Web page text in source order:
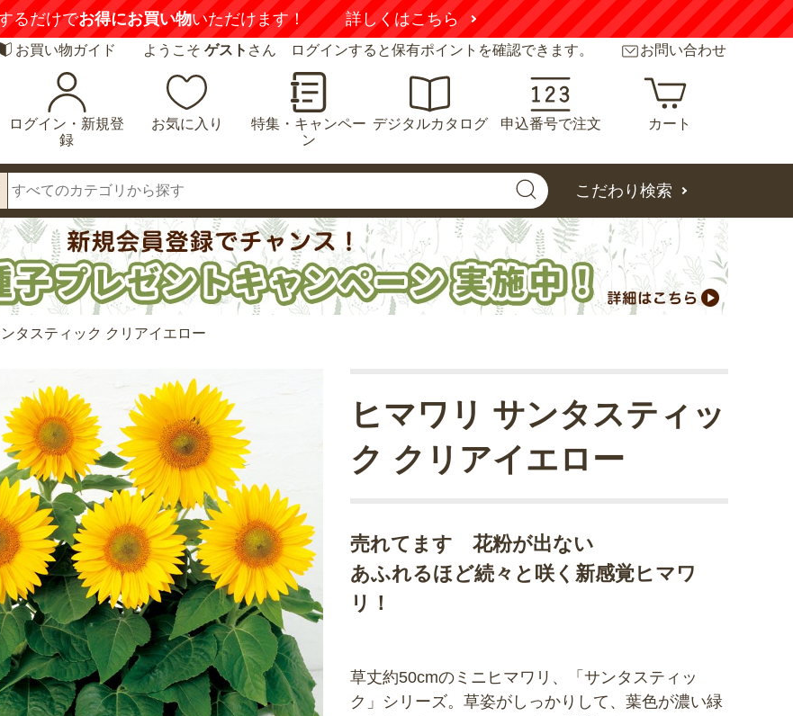
るだけでお得にお買い物いただけます！ 詳しくはこちら
お買い物ガイド ようこそ ゲスト さん ログインすると保有ポイントを確認できます。 お問い合わせ
ログイン・新規登
録
お気に入り
特集・キャンペー
ン
デジタルカタログ 申込番号で注文 カート
こだわり検索
タスティック クリアイエロー
売れてます 花粉が出ない
あふれるほど続々と咲く新感覚ヒマワ
リ！
ヒマワリ サンタスティッ
ク クリアイエロー
草丈約50cmのミニヒマワリ、「サンタスティッ
ク」シリーズ。草姿がしっかりして、葉色が濃い緑